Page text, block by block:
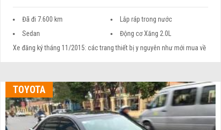
Đã đi 7.600 km
Lắp ráp trong nước
Sedan
Động cơ Xăng 2.0L
Xe đăng ký tháng 11/2015: các trang thiết bị y nguyên như mới mua về
TOYOTA